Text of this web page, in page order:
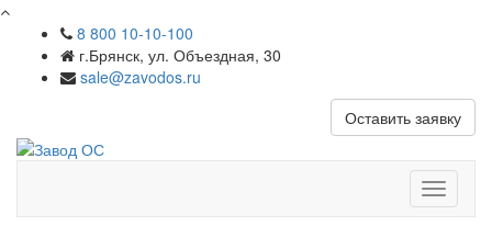
8 800 10-10-100
г.Брянск, ул. Объездная, 30
sale@zavodos.ru
Оставить заявку
меню